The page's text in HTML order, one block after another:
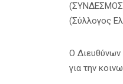
(ΣΥΝΔΕΣΜΟΣ
(Σύλλογος
Ο Διευθύνων
για την